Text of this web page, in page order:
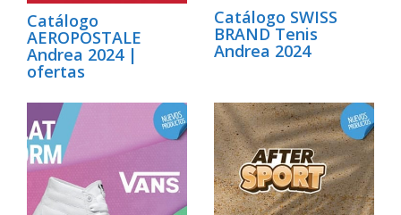
Catálogo
AEROPOSTALE
Andrea 2024 |
ofertas
Catálogo SWISS
BRAND Tenis
Andrea 2024